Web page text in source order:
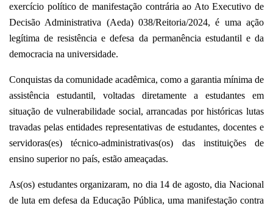
exercício político de manifestação contrária ao Ato Executivo de
Decisão Administrativa (Aeda) 038/Reitoria/2024, é uma ação
legítima de resistência e defesa da permanência estudantil e da
democracia na universidade.
Conquistas da comunidade acadêmica, como a garantia mínima de
assistência estudantil, voltadas diretamente a estudantes em
situação de vulnerabilidade social, arrancadas por históricas lutas
travadas pelas entidades representativas de estudantes, docentes e
servidoras(es) técnico-administrativas(os) das instituições de
ensino superior no país, estão ameaçadas.
As(os) estudantes organizaram, no dia 14 de agosto, dia Nacional
de luta em defesa da Educação Pública, uma manifestação contra